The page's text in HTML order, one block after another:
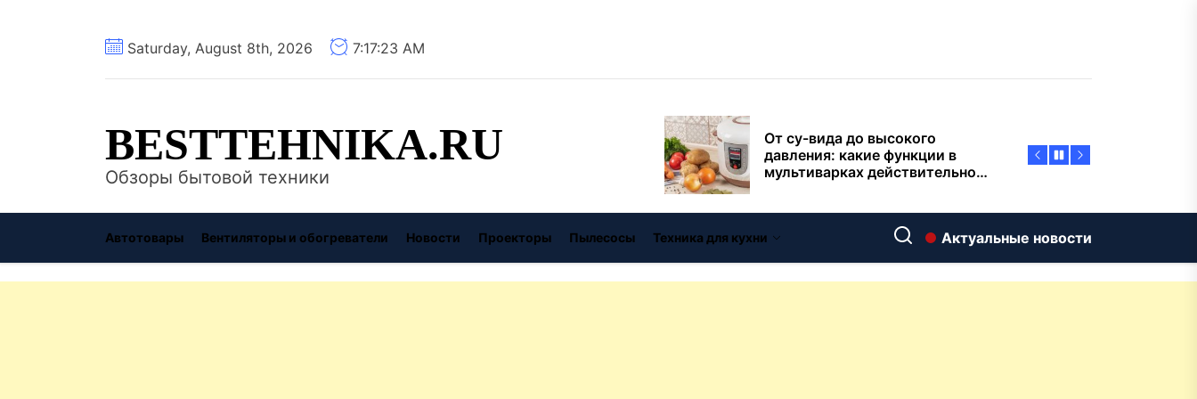
Saturday, August 8th, 2026 7:17:24 AM
BESTTEHNIKA.RU
Обзоры бытовой техники
давления: какие функции в
переплачиват
Современный интерьер: как
вписать классическую
чугунную ванну Goldman в
Газодровяные печи в Астане:
выбираем между
Автотовары Вентиляторы и обогреватели Новости Проекторы Пылесосы Техника для кухни Актуальные новости